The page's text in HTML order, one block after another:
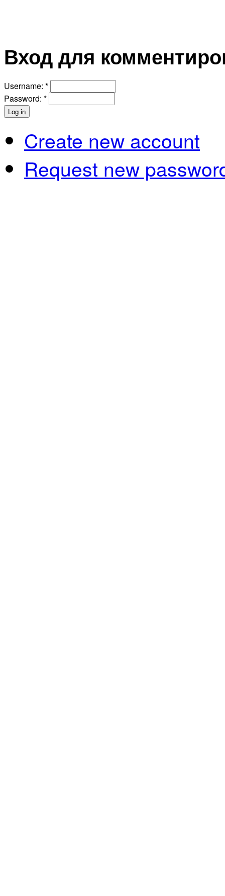
Вход для
Username: *
Password: *
Create new account
Request new